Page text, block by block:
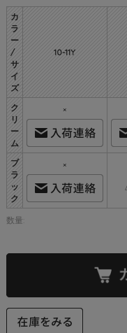
カ
ラ
ー
/
サ
イ
ズ
10-11Y
ク
リ
ー
ム
×
ブ
ラ
ッ
ク
×
数量: